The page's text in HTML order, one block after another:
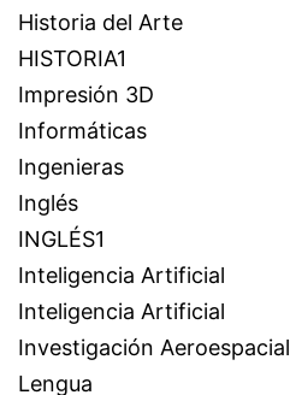
Historia del Arte
HISTORIA1
Impresión 3D
Informáticas
Ingenieras
Inglés
INGLÉS1
Inteligencia Artificial
Inteligencia Artificial
Investigación Aeroespacial
Lengua